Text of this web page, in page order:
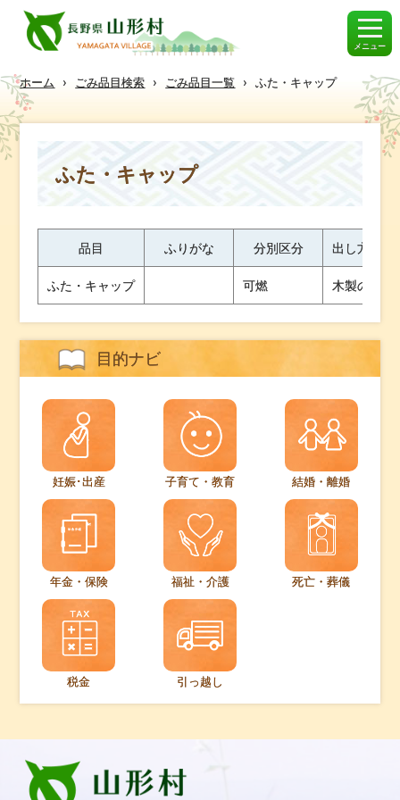
メニュー
ホーム › ごみ品目検索 › ごみ品目一覧 › ふた・キャップ
ふた・キャップ
品目 ふりがな 分別区分 出し方・ワ
ふた・キャップ 可燃 木製のもの
目的ナビ
妊娠･出産 子育て・教育 結婚・離婚
年金・保険 福祉・介護 死亡・葬儀
税金 引っ越し